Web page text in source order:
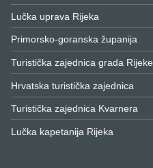
Lučka uprava Rijeka
Primorsko-goranska županija
Turistička zajednica grada Rijeke
Hrvatska turistička zajednica
Turistička zajednica Kvarnera
Lučka kapetanija Rijeka